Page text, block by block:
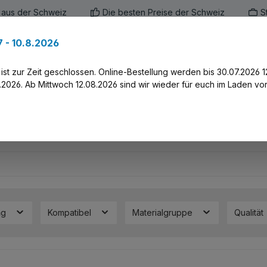
der Schweiz Die besten Preise der Schweiz
Kompatibel Materialgruppe Qualität
- 10.8.2026
zur Zeit geschlossen. Online-Bestellung werden bis 30.07.2026
Ab Mittwoch 12.08.2026 sind wir wieder für euch im Laden vor